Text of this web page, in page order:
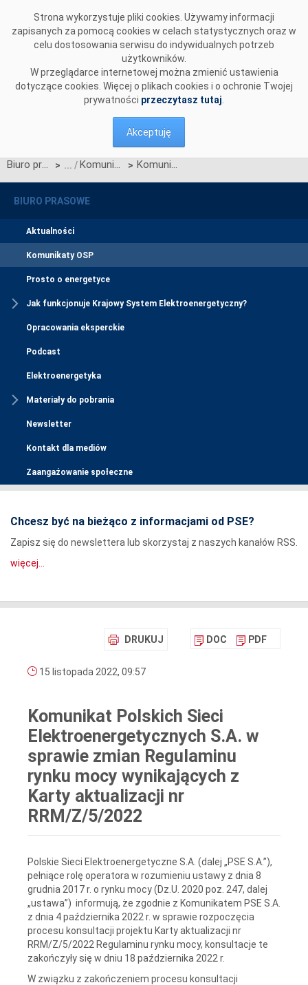
Strona wykorzystuje pliki cookies. Używamy informacji
zapisanych za pomocą cookies w celach statystycznych oraz w
celu dostosowania serwisu do indywidualnych potrzeb
użytkowników.
W przeglądarce internetowej można zmienić ustawienia
dotyczące cookies. Więcej o plikach cookies i o ochronie Twojej
prywatności przeczytasz tutaj
Akceptuję
Biuro prasowe > Komunikaty OSP > Komunikat Polskich Sieci Elektroenergetycznych S.A. w sprawie zmian Regulaminu rynku mocy wynikających z Karty aktualizacji nr RRM/Z/5/2022
BIURO PRASOWE
Aktualności
Komunikaty OSP
Prosto o energetyce
Jak funkcjonuje Krajowy System Elektroenergetyczny?
Opracowania eksperckie
Podcast
Elektroenergetyka
Materiały do pobrania
Newsletter
Kontakt dla mediów
Zaangażowanie społeczne
Chcesz być na bieżąco z informacjami od PSE?
Zapisz się do newslettera lub skorzystaj z naszych kanałów RSS.
więcej...
DRUKUJ DOC PDF
15 listopada 2022, 09:57
Komunikat Polskich Sieci
Elektroenergetycznych S.A. w
sprawie zmian Regulaminu
rynku mocy wynikających z
Karty aktualizacji nr
RRM/Z/5/2022
Polskie Sieci Elektroenergetyczne S.A. (dalej „PSE S.A.”),
pełniące rolę operatora w rozumieniu ustawy z dnia 8
grudnia 2017 r. o rynku mocy (Dz.U. 2020 poz. 247, dalej
„ustawa”) informują, że zgodnie z Komunikatem PSE S.A.
z dnia 4 października 2022 r. w sprawie rozpoczęcia
procesu konsultacji projektu Karty aktualizacji nr
RRM/Z/5/2022 Regulaminu rynku mocy, konsultacje te
zakończyły się w dniu 18 października 2022 r.
W związku z zakończeniem procesu konsultacji